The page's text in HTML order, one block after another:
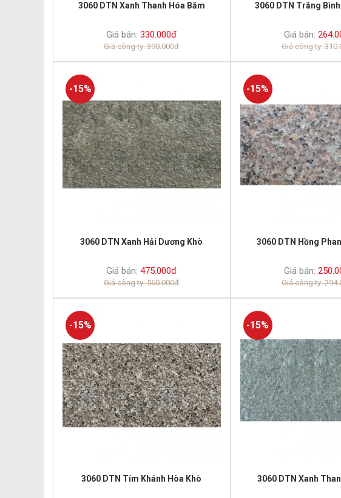
3060 DTN Xanh Thanh Hóa Băm
Giá bán: 330.000đ
Giá công ty: 390.000đ
3060 DTN Trắng
Giá bán:
Giá công ty:
-15%
3060 DTN Xanh Hải Dương Khò
Giá bán: 475.000đ
Giá công ty: 560.000đ
-15%
3060 DTN Hồng
Giá bán:
Giá công ty:
-15%
3060 DTN Tím Khánh Hòa Khò
-15%
3060 DTN Xanh